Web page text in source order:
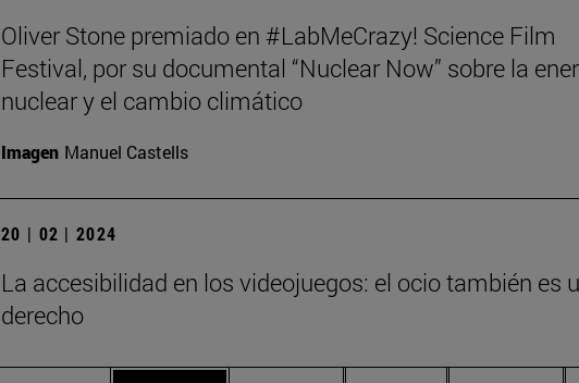
Oliver Stone premiado en #LabMeCrazy! Science Film
Festival, por su documental “Nuclear Now” sobre la
nuclear y el cambio climático
Imagen Manuel Castells
20 | 02 | 2024
La accesibilidad en los videojuegos: el ocio también es
derecho